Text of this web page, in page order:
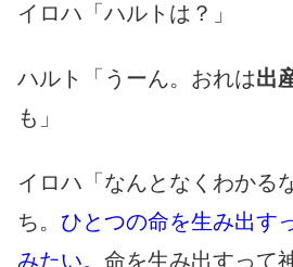
イロハ「ハルトは？」
ハルト「うーん。おれは出
も」
イロハ「なんとなくわかる
ち。 ひとつの命を生み出す
みたい。 命を生み出すって